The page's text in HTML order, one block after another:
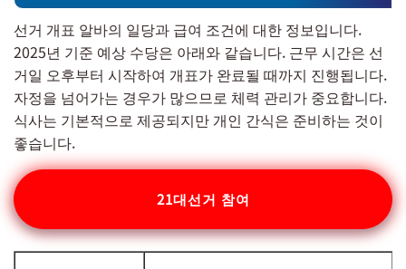
선거 개표 알바의 일당과 급여 조건에 대한 정보입니다.
2025년 기준 예상 수당은 아래와 같습니다. 근무 시간은 선
거일 오후부터 시작하여 개표가 완료될 때까지 진행됩니다.
자정을 넘어가는 경우가 많으므로 체력 관리가 중요합니다.
식사는 기본적으로 제공되지만 개인 간식은 준비하는 것이
좋습니다.
21대선거 참여